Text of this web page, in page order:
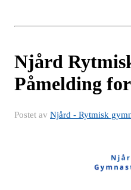
Njård
Påmelding
Postet av Njård - Rytmisk